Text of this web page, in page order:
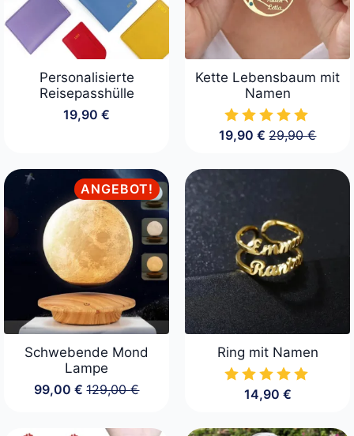
Personalisierte
Reisepasshülle
19,90 €
Kette Lebensbaum mit
Namen
29,90€
war:
19,90 € Aktueller
ist:
ANGEBOT!
Schwebende Mond
Lampe
129,00€
Ursprünglicher
war:
99,00 € Aktueller
Ring mit Namen
14,90 €